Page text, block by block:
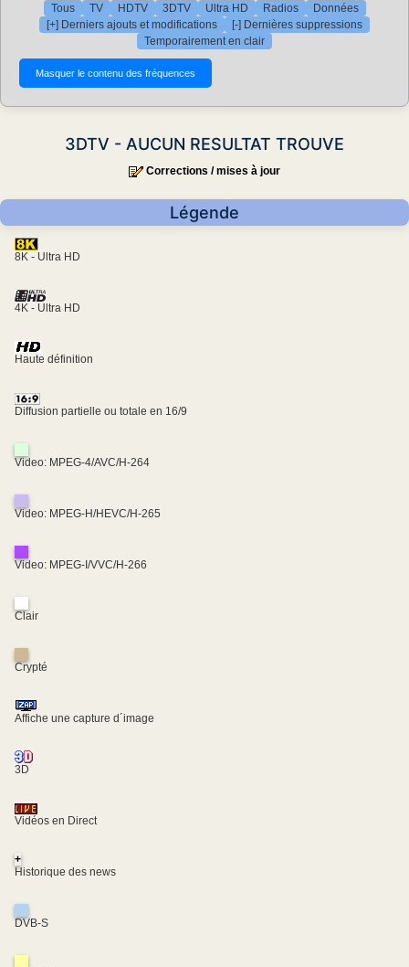
Tous TV HDTV 3DTV Ultra HD Radios
Données
[+] Derniers ajouts et modifications
[-] Dernières suppressions
Temporairement en clair
3DTV - AUCUN RESULTAT TROUVE
Corrections / mises à jour
Légende
8K - Ultra HD
4K - Ultra HD
Haute définition
Diffusion partielle ou totale en 16/9
Video: MPEG-4/AVC/H-264
Video: MPEG-H/HEVC/H-265
Video: MPEG-I/VVC/H-266
Clair
Crypté
Affiche une capture d´image
3D
Vidéos en Direct
+
Historique des news
DVB-S